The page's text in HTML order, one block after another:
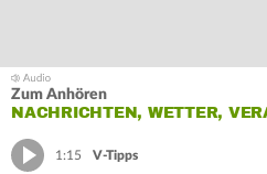
Zum Anhören
NACHRICHTEN, WETTER,
1:15 V-Tipps